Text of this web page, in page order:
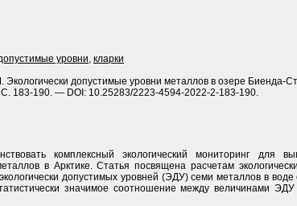
уровни, кларки
допустимые уровни металлов в озере Биенда-
183-190. — DOI: 10.25283/2223-4594-2022-2-183-190.
комплексный экологический мониторинг для
в Арктике. Статья посвящена расчетам
допустимых уровней (ЭДУ) семи металлов в
значимое соотношение между величинами